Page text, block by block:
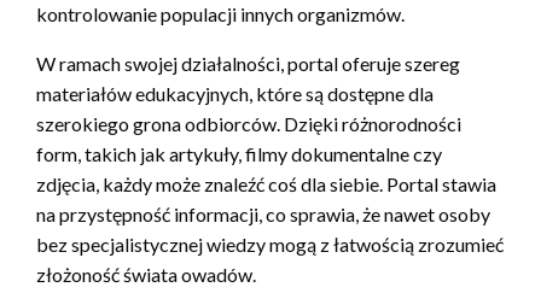
kontrolowanie populacji innych organizmów.
W ramach swojej działalności, portal oferuje szereg
materiałów edukacyjnych, które są dostępne dla
szerokiego grona odbiorców. Dzięki różnorodności
form, takich jak artykuły, filmy dokumentalne czy
zdjęcia, każdy może znaleźć coś dla siebie. Portal stawia
na przystępność informacji, co sprawia, że nawet osoby
bez specjalistycznej wiedzy mogą z łatwością zrozumieć
złożoność świata owadów.